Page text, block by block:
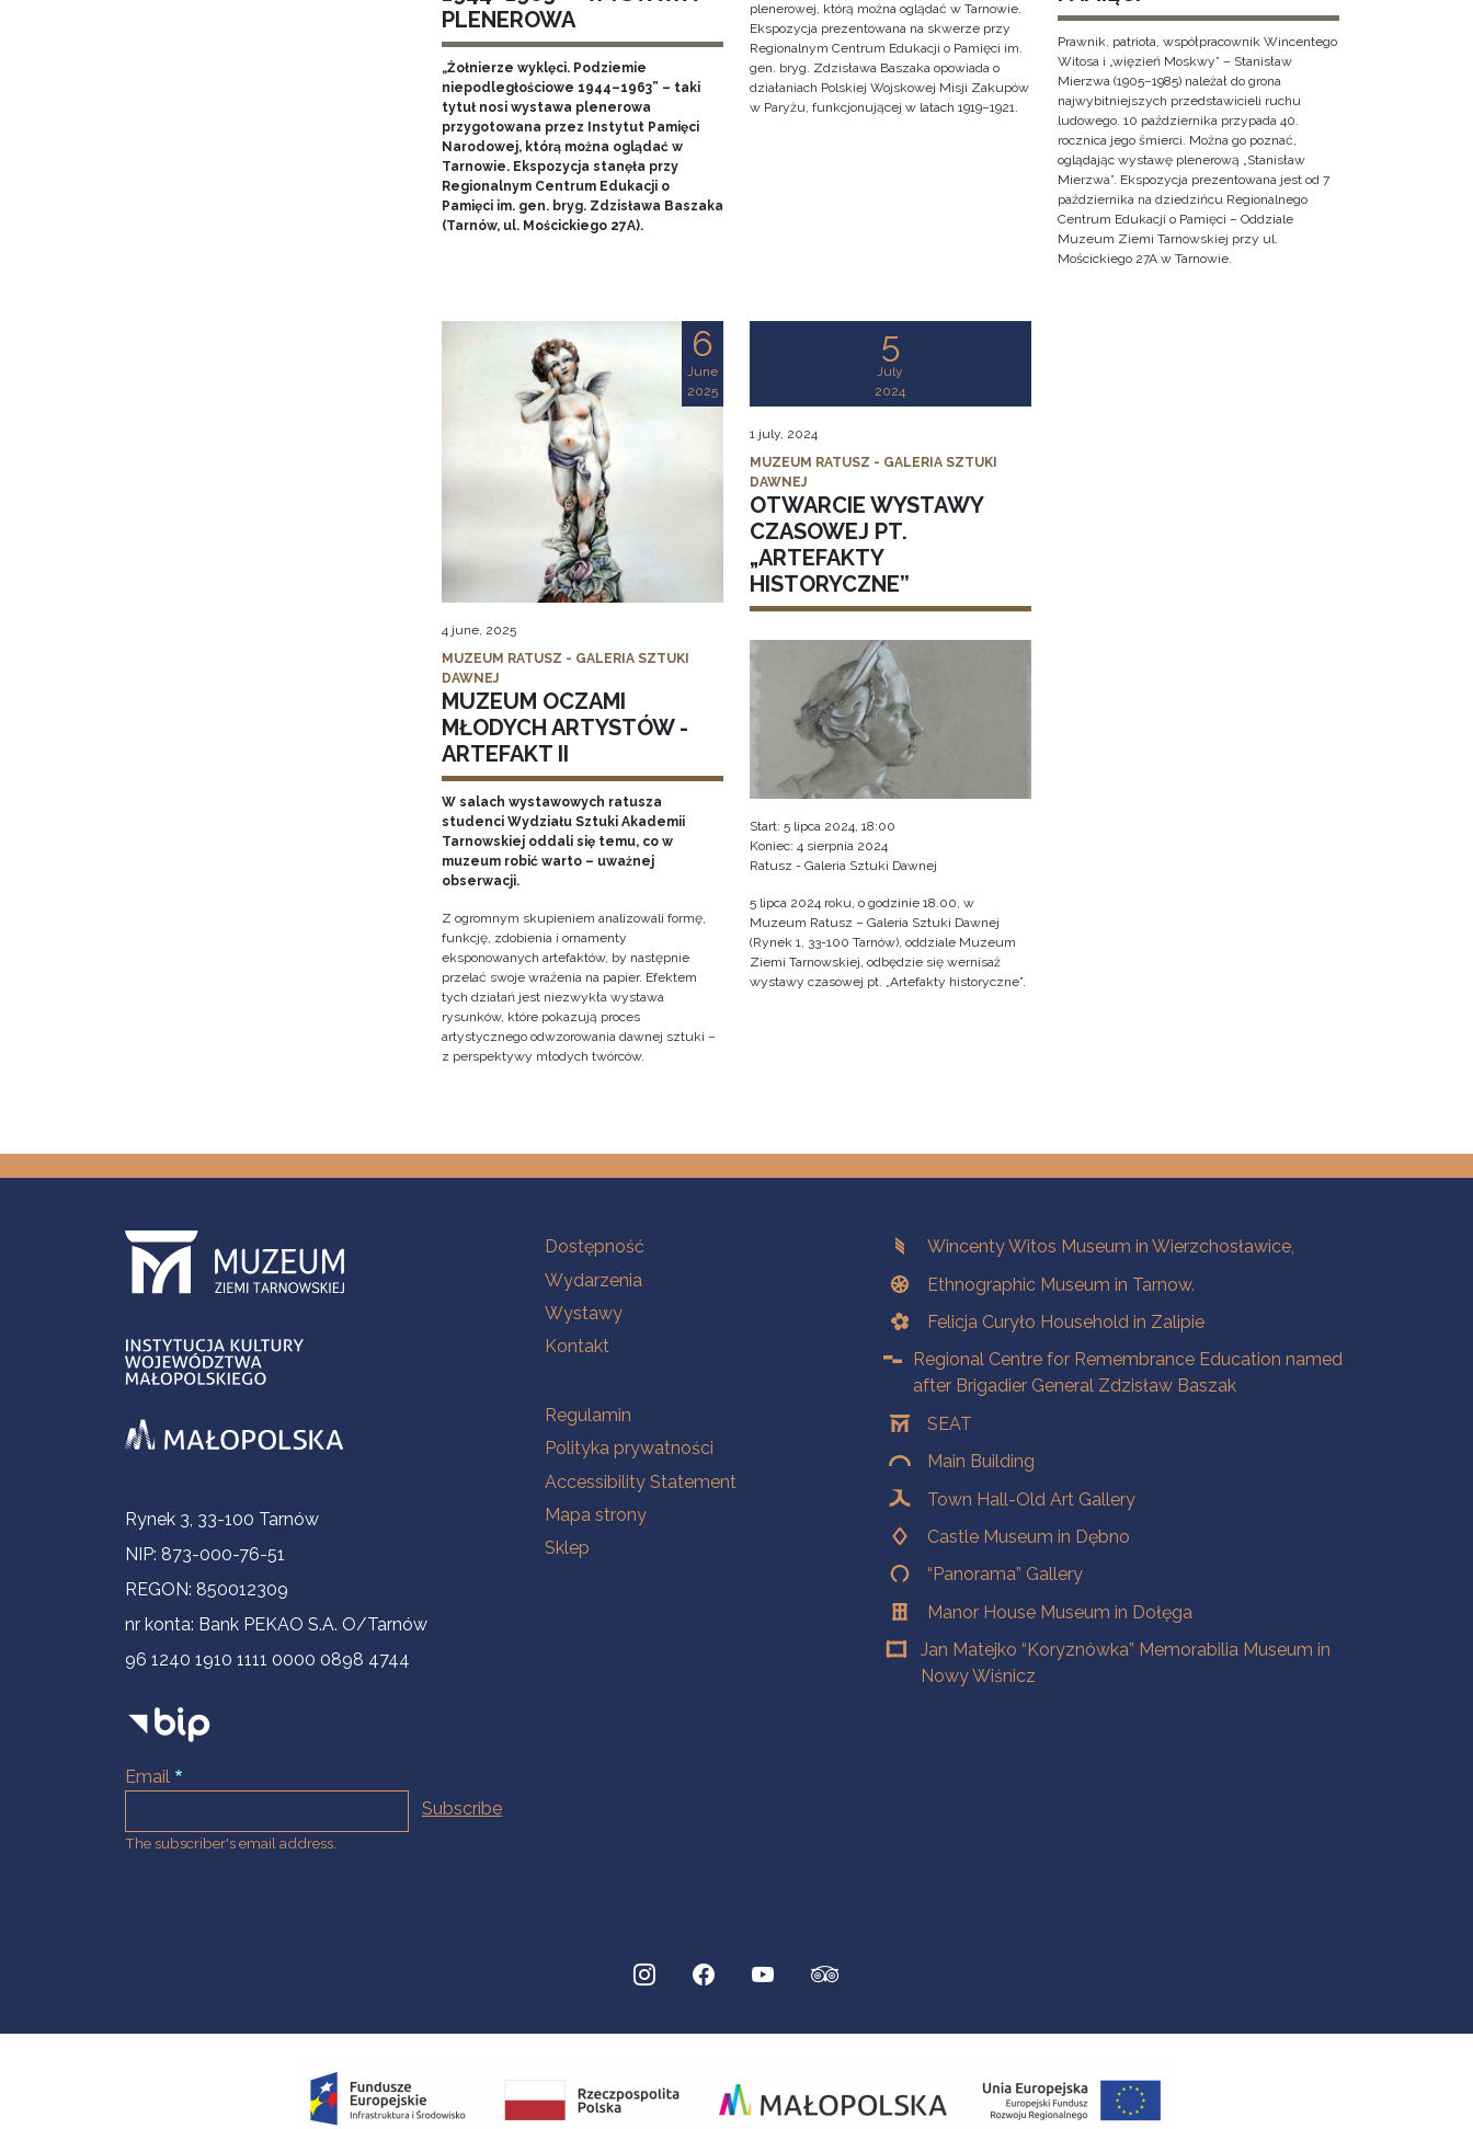
PLENEROWA
„Żołnierze wyklęci. Podziemie
niepodległościowe 1944–1963” – taki
tytuł nosi wystawa plenerowa
przygotowana przez Instytut Pamięci
Narodowej, którą można oglądać w
Tarnowie. Ekspozycja stanęła przy
Regionalnym Centrum Edukacji o
Pamięci im. gen. bryg. Zdzisława Baszaka
(Tarnów, ul. Mościckiego 27A).
plenerowej, którą można oglądać w Tarnowie.
Ekspozycja prezentowana na skwerze przy
Regionalnym Centrum Edukacji o Pamięci im.
gen. bryg. Zdzisława Baszaka opowiada o
działaniach Polskiej Wojskowej Misji Zakupów
w Paryżu, funkcjonującej w latach 1919–1921.
Prawnik, patriota, współpracownik Wincentego
Witosa i „więzień Moskwy” – Stanisław
Mierzwa (1905–1985) należał do grona
najwybitniejszych przedstawicieli ruchu
ludowego. 10 października przypada 40.
rocznica jego śmierci. Można go poznać,
oglądając wystawę plenerową „Stanisław
Mierzwa”. Ekspozycja prezentowana jest od 7
października na dziedzińcu Regionalnego
Centrum Edukacji o Pamięci – Oddziale
Muzeum Ziemi Tarnowskiej przy ul.
Mościckiego 27A w Tarnowie.
6
June
2025
4 june, 2025
MUZEUM RATUSZ - GALERIA SZTUKI
DAWNEJ
MUZEUM OCZAMI
MŁODYCH ARTYSTÓW -
ARTEFAKT II
W salach wystawowych ratusza
studenci Wydziału Sztuki Akademii
Tarnowskiej oddali się temu, co w
muzeum robić warto – uważnej
obserwacji.
Z ogromnym skupieniem analizowali formę,
funkcję, zdobienia i ornamenty
eksponowanych artefaktów, by następnie
przelać swoje wrażenia na papier. Efektem
tych działań jest niezwykła wystawa
rysunków, które pokazują proces
artystycznego odwzorowania dawnej sztuki –
z perspektywy młodych twórców.
5
July
2024
1 july, 2024
MUZEUM RATUSZ - GALERIA SZTUKI
DAWNEJ
OTWARCIE WYSTAWY
CZASOWEJ PT.
„ARTEFAKTY
HISTORYCZNE”
Start: 5 lipca 2024, 18:00
Koniec: 4 sierpnia 2024
Ratusz - Galeria Sztuki Dawnej
5 lipca 2024 roku, o godzinie 18.00, w
Muzeum Ratusz – Galeria Sztuki Dawnej
(Rynek 1, 33-100 Tarnów), oddziale Muzeum
Ziemi Tarnowskiej, odbędzie się wernisaż
wystawy czasowej pt. „Artefakty historyczne”.
Contact Information
Rynek 3, 33-100 Tarnów
NIP: 873-000-76-51
REGON: 850012309
nr konta: Bank PEKAO S.A. O/Tarnów
96 1240 1910 1111 0000 0898 4744
Email
The subscriber's email address.
Na skróty.
Dostępność
Wydarzenia
Wystawy
Kontakt
Na skróty.
Regulamin
Polityka prywatności
Accessibility Statement
Mapa strony
Sklep
BranchesWincenty Witos Museum in Wierzchosławice,
Ethnographic Museum in Tarnow.
Felicja Curyło Household in Zalipie
Regional Centre for Remembrance Education named
after Brigadier General Zdzisław Baszak
SEAT
Main Building
Town Hall-Old Art Gallery
Castle Museum in Dębno
“Panorama” Gallery
Manor House Museum in Dołęga
Jan Matejko “Koryznówka” Memorabilia Museum in
Nowy Wiśnicz